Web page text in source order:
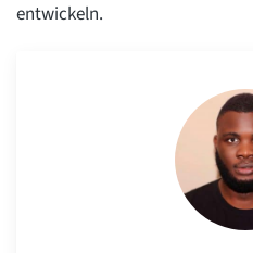
entwickeln.